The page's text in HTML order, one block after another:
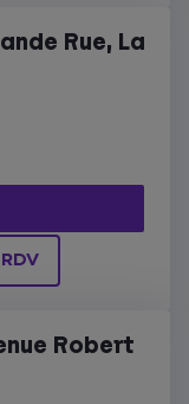
Rue, La
Robert